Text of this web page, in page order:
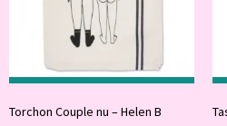
Torchon Couple nu – Helen B